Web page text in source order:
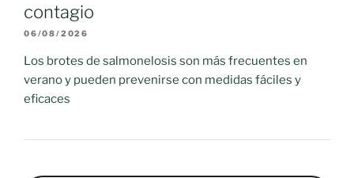
contagio
06/08/2026
Los brotes de salmonelosis son más frecuentes en
verano y pueden prevenirse con medidas fáciles y
eficaces